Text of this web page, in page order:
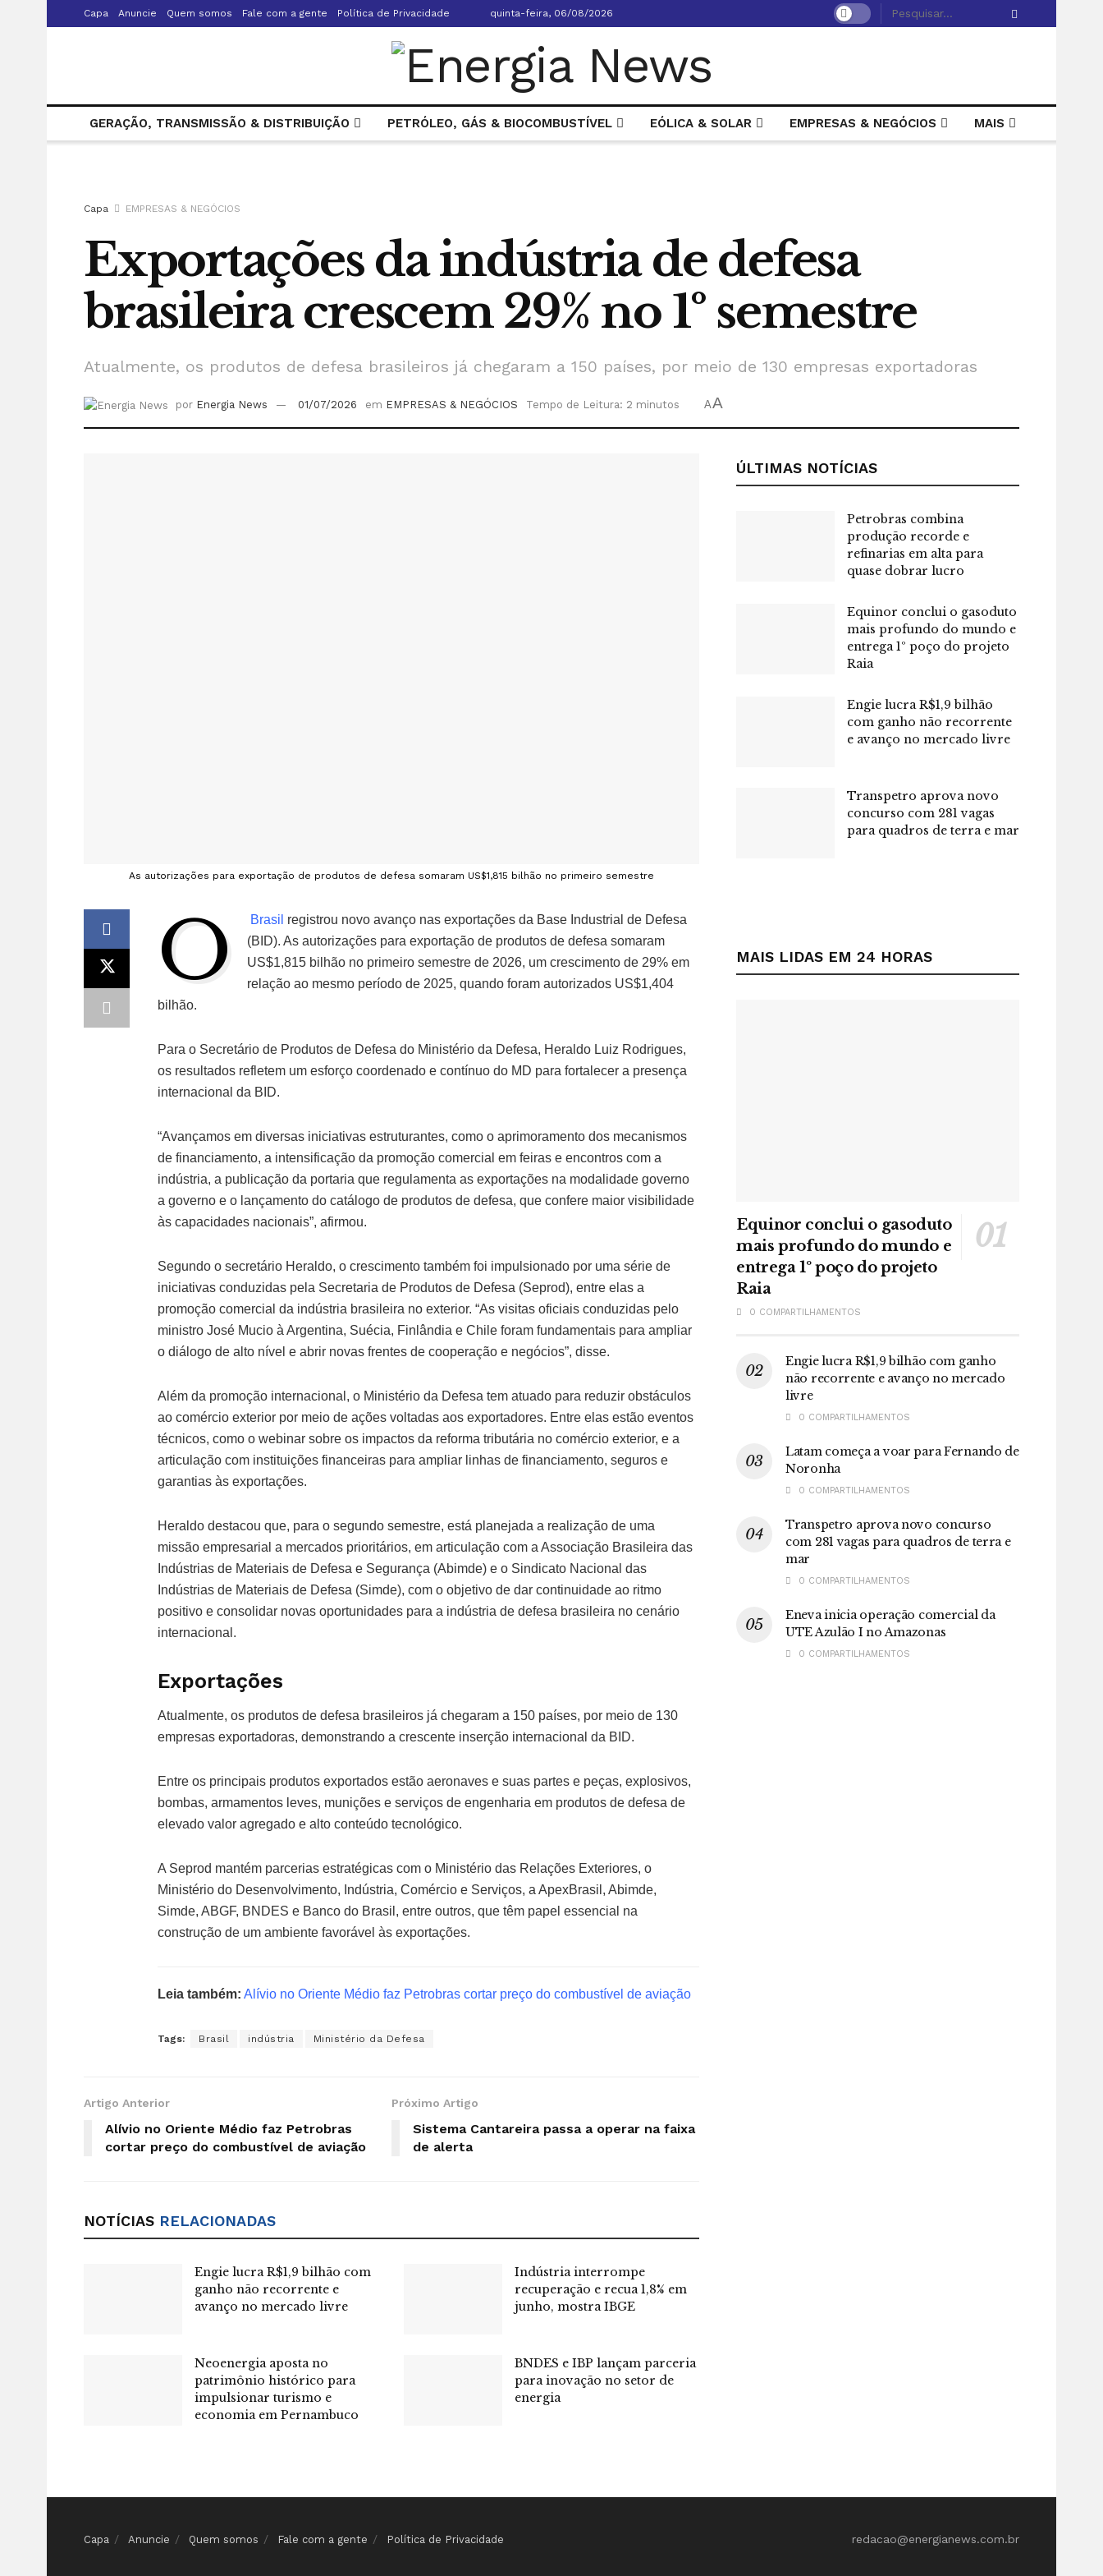
Capa Anuncie Quem somos Fale com a gente Política de Privacidade quinta-feira, 06/08/2026
GERAÇÃO, TRANSMISSÃO & DISTRIBUIÇÃO PETRÓLEO, GÁS & BIOCOMBUSTÍVEL EÓLICA & SOLAR EMPRESAS & NEGÓCIOS MAIS
Capa EMPRESAS & NEGÓCIOS
Exportações da indústria de defesa
brasileira crescem 29% no 1º semestre
Atualmente, os produtos de defesa brasileiros já chegaram a 150 países, por meio de 130 empresas exportadoras
por Energia News 01/07/2026 em EMPRESAS & NEGÓCIOS Tempo de Leitura: 2 minutos AA
As autorizações para exportação de produtos de defesa somaram US$1,815 bilhão no primeiro semestre
O Brasil registrou novo avanço nas exportações da Base Industrial de Defesa
(BID). As autorizações para exportação de produtos de defesa somaram
US$1,815 bilhão no primeiro semestre de 2026, um crescimento de 29% em
relação ao mesmo período de 2025, quando foram autorizados US$1,404
bilhão.
Para o Secretário de Produtos de Defesa do Ministério da Defesa, Heraldo Luiz Rodrigues,
os resultados refletem um esforço coordenado e contínuo do MD para fortalecer a presença
internacional da BID.
“Avançamos em diversas iniciativas estruturantes, como o aprimoramento dos mecanismos
de financiamento, a intensificação da promoção comercial em feiras e encontros com a
indústria, a publicação da portaria que regulamenta as exportações na modalidade governo
a governo e o lançamento do catálogo de produtos de defesa, que confere maior visibilidade
às capacidades nacionais”, afirmou.
Segundo o secretário Heraldo, o crescimento também foi impulsionado por uma série de
iniciativas conduzidas pela Secretaria de Produtos de Defesa (Seprod), entre elas a
promoção comercial da indústria brasileira no exterior. “As visitas oficiais conduzidas pelo
ministro José Mucio à Argentina, Suécia, Finlândia e Chile foram fundamentais para ampliar
o diálogo de alto nível e abrir novas frentes de cooperação e negócios”, disse.
Além da promoção internacional, o Ministério da Defesa tem atuado para reduzir obstáculos
ao comércio exterior por meio de ações voltadas aos exportadores. Entre elas estão eventos
técnicos, como o webinar sobre os impactos da reforma tributária no comércio exterior, e a
articulação com instituições financeiras para ampliar linhas de financiamento, seguros e
garantias às exportações.
Heraldo destacou que, para o segundo semestre, está planejada a realização de uma
missão empresarial a mercados prioritários, em articulação com a Associação Brasileira das
Indústrias de Materiais de Defesa e Segurança (Abimde) e o Sindicato Nacional das
Indústrias de Materiais de Defesa (Simde), com o objetivo de dar continuidade ao ritmo
positivo e consolidar novas oportunidades para a indústria de defesa brasileira no cenário
internacional.
Exportações
Atualmente, os produtos de defesa brasileiros já chegaram a 150 países, por meio de 130
empresas exportadoras, demonstrando a crescente inserção internacional da BID.
Entre os principais produtos exportados estão aeronaves e suas partes e peças, explosivos,
bombas, armamentos leves, munições e serviços de engenharia em produtos de defesa de
elevado valor agregado e alto conteúdo tecnológico.
A Seprod mantém parcerias estratégicas com o Ministério das Relações Exteriores, o
Ministério do Desenvolvimento, Indústria, Comércio e Serviços, a ApexBrasil, Abimde,
Simde, ABGF, BNDES e Banco do Brasil, entre outros, que têm papel essencial na
construção de um ambiente favorável às exportações.
Leia também: Alívio no Oriente Médio faz Petrobras cortar preço do combustível de aviação
Tags: Brasil indústria Ministério da Defesa
Artigo Anterior
Alívio no Oriente Médio faz Petrobras
cortar preço do combustível de aviação
Próximo Artigo
Sistema Cantareira passa a operar na faixa
de alerta
NOTÍCIAS RELACIONADAS
Engie lucra R$1,9 bilhão com
ganho não recorrente e
avanço no mercado livre
Indústria interrompe
recuperação e recua 1,8% em
junho, mostra IBGE
Neoenergia aposta no
patrimônio histórico para
impulsionar turismo e
economia em Pernambuco
BNDES e IBP lançam parceria
para inovação no setor de
energia
ÚLTIMAS NOTÍCIAS
Petrobras combina
produção recorde e
refinarias em alta para
quase dobrar lucro
Equinor conclui o gasoduto
mais profundo do mundo e
entrega 1º poço do projeto
Raia
Engie lucra R$1,9 bilhão
com ganho não recorrente
e avanço no mercado livre
Transpetro aprova novo
concurso com 281 vagas
para quadros de terra e mar
MAIS LIDAS EM 24 HORAS
Equinor conclui o gasoduto
mais profundo do mundo e
entrega 1º poço do projeto
Raia
0 COMPARTILHAMENTOS
Engie lucra R$1,9 bilhão com ganho
não recorrente e avanço no mercado
livre
0 COMPARTILHAMENTOS
Latam começa a voar para Fernando de
Noronha
0 COMPARTILHAMENTOS
Transpetro aprova novo concurso
com 281 vagas para quadros de terra e
mar
0 COMPARTILHAMENTOS
Eneva inicia operação comercial da
UTE Azulão I no Amazonas
0 COMPARTILHAMENTOS
Capa Anuncie Quem somos Fale com a gente Política de Privacidade redacao@energianews.com.br